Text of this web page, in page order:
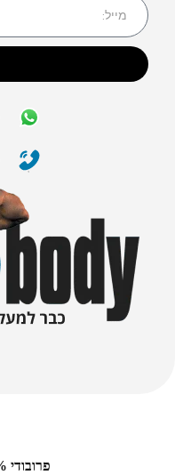
פרובודי 100% קנייה בטוחה